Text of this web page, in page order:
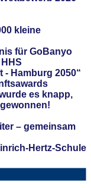
kleine
für GoBanyo
- Hamburg 2050“
es knapp,
– gemeinsam
Hertz-Schule